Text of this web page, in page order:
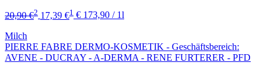
20,90 €2 17,39 €1 € 173,90 / 1l
Milch
PIERRE FABRE DERMO-KOSMETIK - Geschäftsbereich:
AVENE - DUCRAY - A-DERMA - RENE FURTERER - PFD